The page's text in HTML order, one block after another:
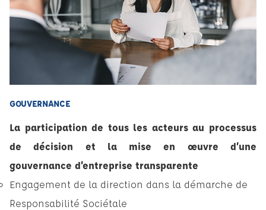
GOUVERNANCE
La participation de tous les acteurs au processus
de décision et la mise en œuvre d’une
gouvernance d’entreprise transparente
Engagement de la direction dans la démarche de
Responsabilité Sociétale